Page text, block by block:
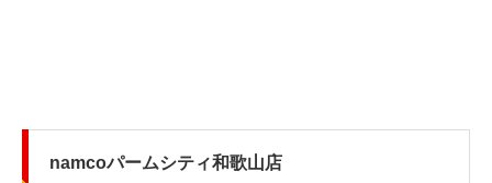
namcoパームシティ和歌山店